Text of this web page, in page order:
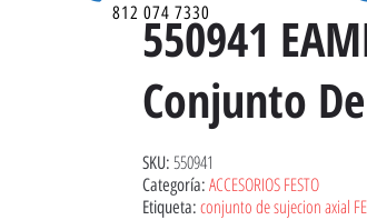
812 074 7330
550941
Conjunto
SKU: 550941
Categoría: ACCESORIOS FESTO
Etiqueta: conjunto de sujecion axial